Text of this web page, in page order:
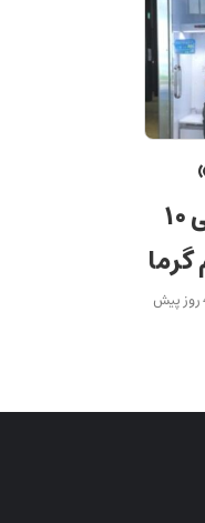
رونمایی کرد؛ پناهگاهی ۱۰
گرما